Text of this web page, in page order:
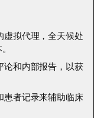
虚拟代理，全天候处
论和内部报告，以获
患者记录来辅助临床